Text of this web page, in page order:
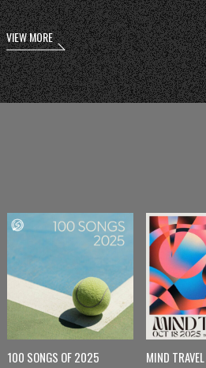
VIEW MORE
100 SONGS OF 2025 MIND TRAVEL